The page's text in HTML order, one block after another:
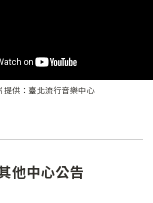
提供：臺北流行音樂中心
他中心公告